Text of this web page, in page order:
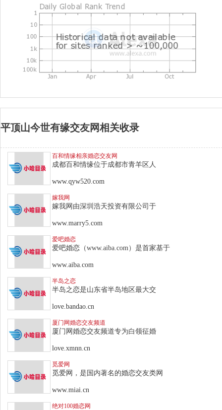
平顶山今世有缘交友网相关收录
百和情缘相亲婚恋交友网
成都百和情缘位于成都市青羊区人
www.qyw520.com
嫁我网
嫁我网由深圳浩天投资有限公司于
www.marry5.com
爱吧婚恋
爱吧婚恋（www.aiba.com）是首家基于
www.aiba.com
半岛之恋
半岛之恋是山东省半岛地区最大交
love.bandao.cn
厦门网婚恋交友频道
厦门网婚恋交友频道专为白领征婚
love.xmnn.cn
觅爱网
觅爱网，是国内著名的婚恋交友类网
www.miai.cn
绝对100婚恋网